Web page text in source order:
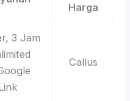
Harga
3 Jam
Callus